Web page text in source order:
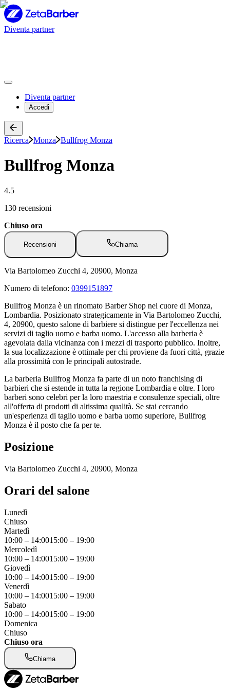
Diventa partner
Diventa partner
Accedi
Ricerca Monza Bullfrog Monza
Bullfrog Monza
4.5
130 recensioni
Chiuso ora
Recensioni Chiama
Via Bartolomeo Zucchi 4, 20900, Monza
Numero di telefono: 0399151897
Bullfrog Monza è un rinomato Barber Shop nel cuore di Monza,
Lombardia. Posizionato strategicamente in Via Bartolomeo Zucchi,
4, 20900, questo salone di barbiere si distingue per l'eccellenza nei
servizi di taglio uomo e barba uomo. L'accesso alla barberia è
agevolata dalla vicinanza con i mezzi di trasporto pubblico. Inoltre,
la sua localizzazione è ottimale per chi proviene da fuori città, grazie
alla prossimità con le principali autostrade.
La barberia Bullfrog Monza fa parte di un noto franchising di
barbieri che si estende in tutta la regione Lombardia e oltre. I loro
barberi sono celebri per la loro maestria e consulenze speciali, oltre
all'offerta di prodotti di altissima qualità. Se stai cercando
un'esperienza di taglio uomo e barba uomo superiore, Bullfrog
Monza è il posto che fa per te.
Posizione
Via Bartolomeo Zucchi 4, 20900, Monza
Orari del salone
Lunedì
Chiuso
Martedì
10:00 – 14:0015:00 – 19:00
Mercoledì
10:00 – 14:0015:00 – 19:00
Giovedì
10:00 – 14:0015:00 – 19:00
Venerdì
10:00 – 14:0015:00 – 19:00
Sabato
10:00 – 14:0015:00 – 19:00
Domenica
Chiuso
Chiuso ora
Chiama